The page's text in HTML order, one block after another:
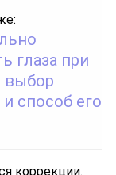
глаза при
выбор
и способ его
коррекции.